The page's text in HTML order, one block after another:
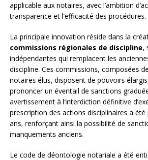
applicable aux notaires, avec l’ambition
transparence et l’efficacité des procédures.
La principale innovation réside dans la
commissions régionales de discipline,
indépendantes qui remplacent les
discipline. Ces commissions, composées
notaires élus, disposent de pouvoirs
prononcer un éventail de sanctions
avertissement à l’interdiction définitive
prescription des actions disciplinaires a
ans, renforçant ainsi la possibilité de
manquements anciens.
Le code de déontologie notariale a été